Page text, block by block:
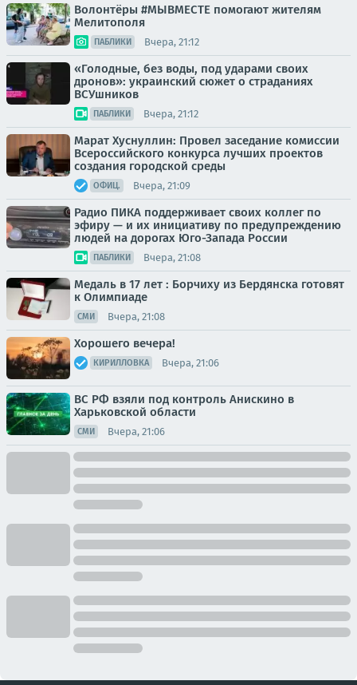
Волонтёры #МЫВМЕСТЕ помогают жителям
Мелитополя
ПАБЛИКИ Вчера, 21:12
«Голодные, без воды, под ударами своих
дронов»: украинский сюжет о страданиях
ВСУшников
ПАБЛИКИ Вчера, 21:12
Марат Хуснуллин: Провел заседание комиссии
Всероссийского конкурса лучших проектов
создания городской среды
ОФИЦ. Вчера, 21:09
Радио ПИКА поддерживает своих коллег по
эфиру — и их инициативу по предупреждению
людей на дорогах Юго-Запада России
ПАБЛИКИ Вчера, 21:08
Медаль в 17 лет : Борчиху из Бердянска готовят
к Олимпиаде
СМИ Вчера, 21:08
Хорошего вечера!
КИРИЛЛОВКА Вчера, 21:06
ВС РФ взяли под контроль Анискино в
Харьковской области
СМИ Вчера, 21:06